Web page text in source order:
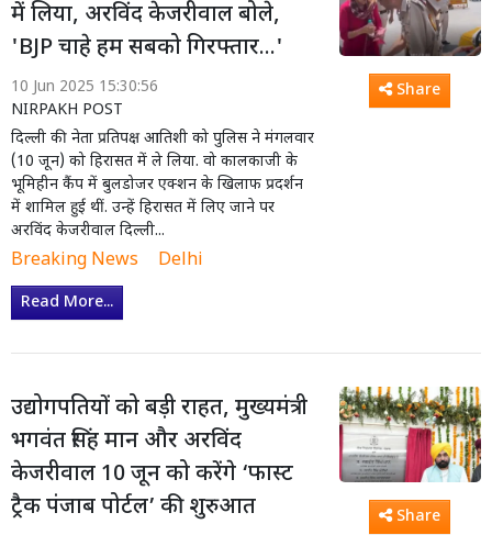
में लिया, अरविंद केजरीवाल बोले,
'BJP चाहे हम सबको गिरफ्तार...'
10 Jun 2025 15:30:56
NIRPAKH POST
दिल्ली की नेता प्रतिपक्ष आतिशी को पुलिस ने मंगलवार
(10 जून) को हिरासत में ले लिया. वो कालकाजी के
भूमिहीन कैंप में बुलडोजर एक्शन के खिलाफ प्रदर्शन
में शामिल हुई थीं. उन्हें हिरासत में लिए जाने पर
अरविंद केजरीवाल दिल्ली...
Breaking News Delhi
Read More...
Share
उद्योगपतियों को बड़ी राहत, मुख्यमंत्री
भगवंत सिंह मान और अरविंद
केजरीवाल 10 जून को करेंगे ‘फास्ट
ट्रैक पंजाब पोर्टल’ की शुरुआत
Share